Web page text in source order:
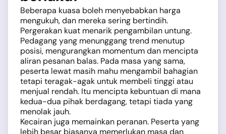
Beberapa kuasa boleh menyebabkan harga
mengukuh, dan mereka sering bertindih.
Pergerakan kuat menarik pengambilan untung.
Pedagang yang menunggang trend menutup
posisi, mengurangkan momentum dan mencipta
aliran pesanan balas. Pada masa yang sama,
peserta lewat masih mahu mengambil bahagian
tetapi teragak-agak untuk membeli tinggi atau
menjual rendah. Itu mencipta kebuntuan di mana
kedua-dua pihak berdagang, tetapi tiada yang
menolak jauh.
Kecairan juga memainkan peranan. Peserta yang
lebih besar biasanya memerlukan masa dan